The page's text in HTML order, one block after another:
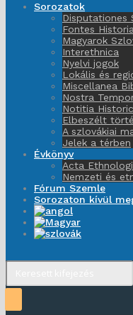
Sorozatok
Disputationes
Fontes
Magyarok
Interethnica
Nyelvi jogok
Lokális és
Miscellanea
Nostra
Notitia
Elbeszélt
A szlovákiai
Jelek a térben
Évkönyv
Acta
Nemzeti és
Fórum Szemle
Sorozaton kívül